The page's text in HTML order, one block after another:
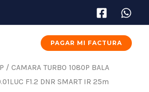
PAGAR MI FACTURA
/ CAMARA TURBO 1080P BALA
F1.2 DNR SMART IR 25m